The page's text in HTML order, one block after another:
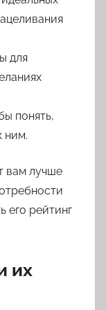
для
понять,
ним.
вам лучше
его рейтинг
их